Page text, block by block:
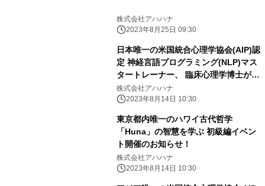
株式会社アハハナ
2023年8月25日 09:30
日本唯一の米国統合心理学協会(AIP)認
定 神経言語プログラミング(NLP)マス
タートレーナー、 臨床心理学博士が教
える上級講座！
株式会社アハハナ
2023年8月14日 10:30
東京都内唯一のハワイ古代哲学
「Huna」の智慧を学ぶ 初級編イベン
ト開催のお知らせ！
株式会社アハハナ
2023年8月14日 10:30